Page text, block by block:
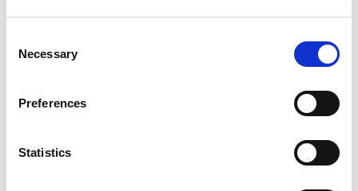
Selection
Necessary
Preferences
Statistics
confinati (vasche sedimentarie o strutture di contenimento) o
riciclati.